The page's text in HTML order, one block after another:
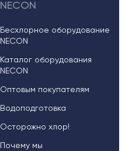
NECON
Бесхлорное оборудование
NECON
Каталог оборудования
NECON
Оптовым покупателям
Водоподготовка
Осторожно хлор!
Почему мы